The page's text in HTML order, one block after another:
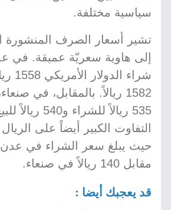
سياسية مختلفة.
تشير أسعار الصرف المنشورة
إلى هاوية سعريّة عميقة.
شراء
1582 ريالاً. بالمقابل، في
535 ريالاً للشراء
التفاوت الكبير أيضاً على
مقابل 140 ريالاً في صنعاء.
قد يعجبك أيضا :